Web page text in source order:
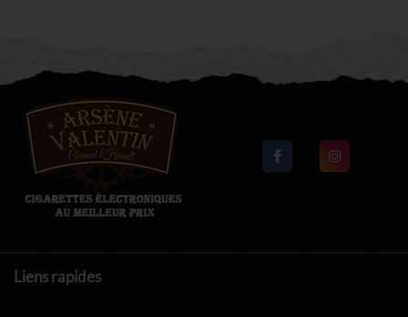
Liens rapides